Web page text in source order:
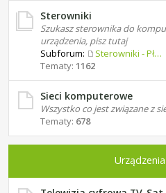
Sterowniki
Szukasz sterownika do
urządzenia, pisz tutaj
Subforum:
Sterowniki - Płyty główne
Tematy: 1162
Sieci komputerowe
Wszystko co jest związane z
Tematy: 678